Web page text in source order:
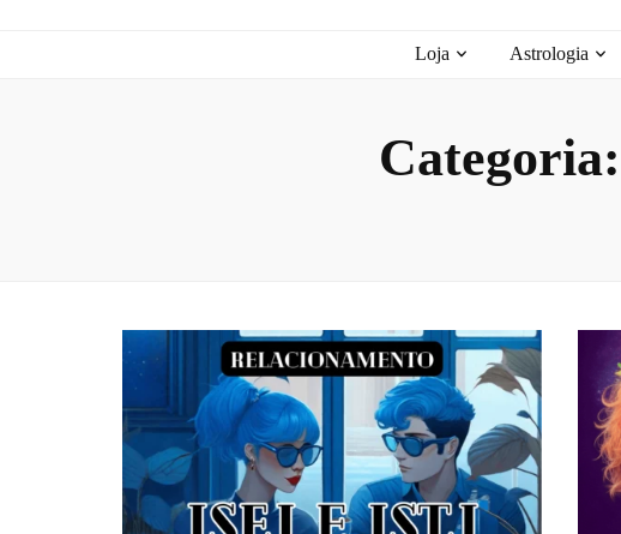
Loja Astrologia
Categoria: